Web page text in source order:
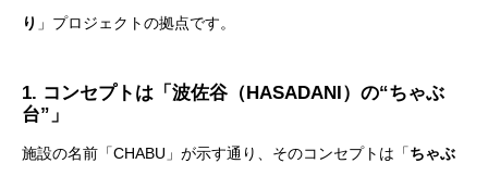
り 」プロジェクトの拠点です。
1. コンセプトは「波佐谷（HASADANI）の“ちゃぶ
台”」
施設の名前「CHABU」が示す通り、そのコンセプトは「ちゃぶ